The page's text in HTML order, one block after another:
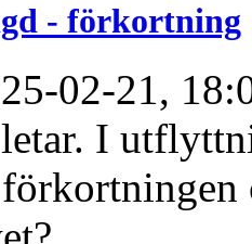
- förkortning
02-21,
I